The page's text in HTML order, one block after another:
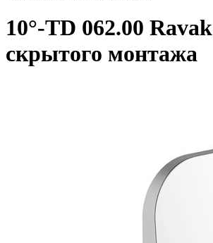
10°-TD 062.00 Ravak
скрытого монтажа